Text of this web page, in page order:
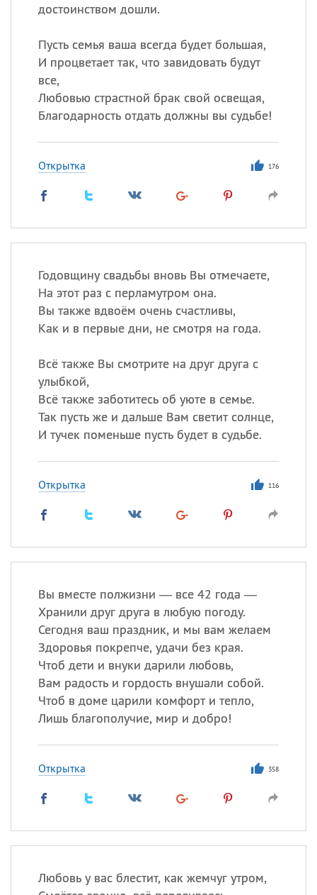
достоинством дошли.
Пусть семья ваша всегда будет большая,
И процветает так, что завидовать будут
все,
Любовью страстной брак свой освещая,
Благодарность отдать должны вы судьбе!
Открытка 176
Годовщину свадьбы вновь Вы отмечаете,
На этот раз с перламутром она.
Вы также вдвоём очень счастливы,
Как и в первые дни, не смотря на года.
Всё также Вы смотрите на друг друга с
улыбкой,
Всё также заботитесь об уюте в семье.
Так пусть же и дальше Вам светит солнце,
И тучек поменьше пусть будет в судьбе.
Открытка 116
Вы вместе полжизни — все 42 года —
Хранили друг друга в любую погоду.
Сегодня ваш праздник, и мы вам желаем
Здоровья покрепче, удачи без края.
Чтоб дети и внуки дарили любовь,
Вам радость и гордость внушали собой.
Чтоб в доме царили комфорт и тепло,
Лишь благополучие, мир и добро!
Открытка 358
Любовь у вас блестит, как жемчуг утром,